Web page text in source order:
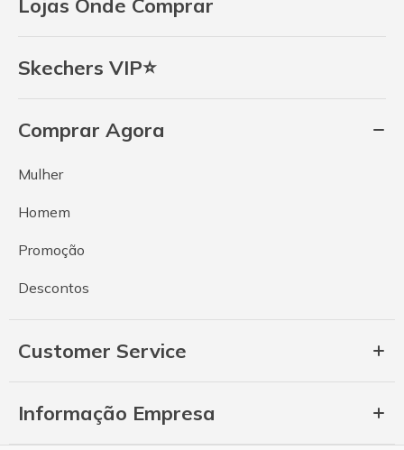
Skechers VIP⭐
Comprar Agora
Mulher
Homem
Promoção
Descontos
Customer Service
Informação Empresa